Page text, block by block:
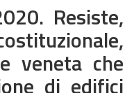
Resiste,
veneta che
di edifici